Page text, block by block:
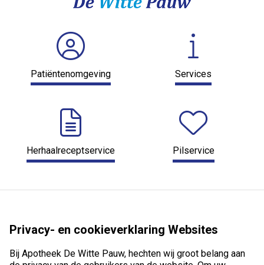
Patiëntenomgeving Services
Herhaalreceptservice Pilservice
Privacy- en cookieverklaring Websites
Bij Apotheek De Witte Pauw, hechten wij groot belang aan